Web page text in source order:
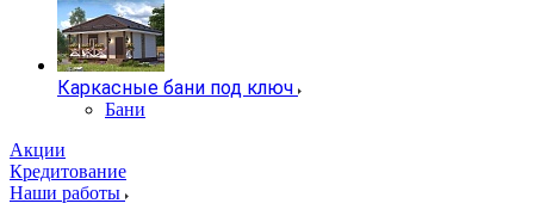
Каркасные бани под ключ
Бани
Акции
Кредитование
Наши работы